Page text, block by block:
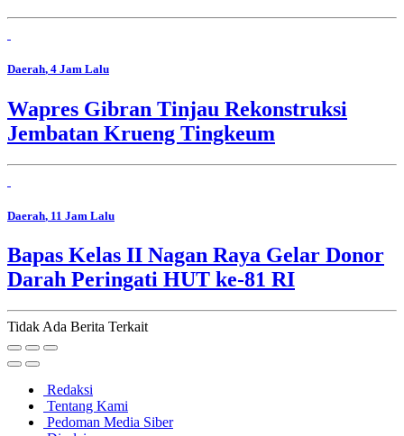
Daerah, 4 Jam Lalu
Wapres Gibran Tinjau Rekonstruksi
Jembatan Krueng Tingkeum
Daerah, 11 Jam Lalu
Bapas Kelas II Nagan Raya Gelar Donor
Darah Peringati HUT ke-81 RI
Tidak Ada Berita Terkait
Redaksi
Tentang Kami
Pedoman Media Siber